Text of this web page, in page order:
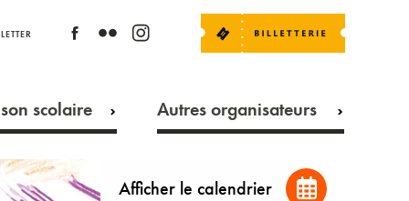
scolaire Autres organisateurs
Afficher le calendrier